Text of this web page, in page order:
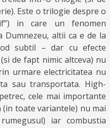
Este o trilogie despre o
in care un fenomen
Dumnezeu, altii ca e de la
subtil – dar cu efecte
de fapt nimic altceva) nu
urmare electricitatea nu
sau transportata. High-
cele mai importante
toate variantele) nu mai
iar combustia